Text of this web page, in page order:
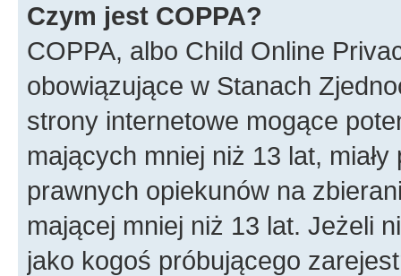
Czym jest COPPA?
COPPA, albo Child Online
obowiązujące w Stanach
strony internetowe mogące
mających mniej niż 13 lat,
prawnych opiekunów na
mającej mniej niż 13 lat. Jeżeli
jako kogoś próbującego